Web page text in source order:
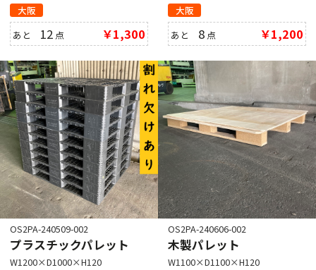
大阪
あと 12 点 ￥1,300
大阪
あと 8 点 ￥1,200
OS2PA-240509-002
プラスチックパレット
W1200×D1000×H120
OS2PA-240606-002
木製パレット
W1100×D1100×H120